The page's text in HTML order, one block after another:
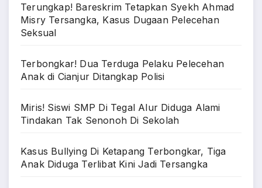
Terungkap! Bareskrim Tetapkan Syekh Ahmad
Misry Tersangka, Kasus Dugaan Pelecehan
Seksual
Terbongkar! Dua Terduga Pelaku Pelecehan
Anak di Cianjur Ditangkap Polisi
Miris! Siswi SMP Di Tegal Alur Diduga Alami
Tindakan Tak Senonoh Di Sekolah
Kasus Bullying Di Ketapang Terbongkar, Tiga
Anak Diduga Terlibat Kini Jadi Tersangka